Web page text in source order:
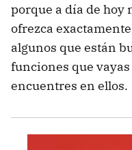
porque a día de hoy
ofrezca
algunos que están
funciones que
encuentres en ellos.